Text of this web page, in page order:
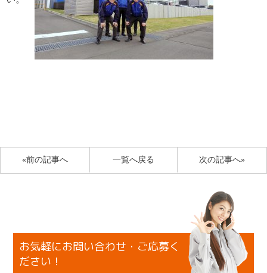
«前の記事へ 次の記事へ»
一覧へ戻る
お気軽にお問い合わせ・ご応募く
ださい！